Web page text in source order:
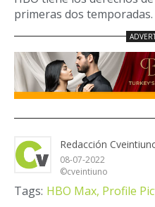
primeras dos temporadas.
Redacción
08-07-2022
©cveintiuno
Tags: HBO Max, Profile